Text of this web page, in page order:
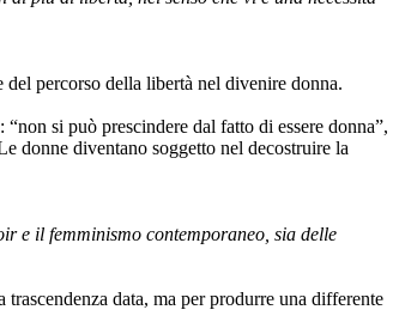
percorso della libertà nel divenire donna.
si può prescindere dal fatto di essere donna”,
donne diventano soggetto nel decostruire la
e il femminismo contemporaneo, sia delle
data, ma per produrre una differente